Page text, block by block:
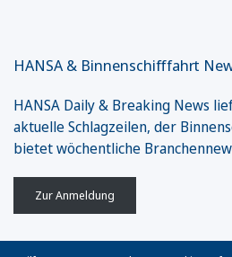
HANSA & Binnenschifffahrt
HANSA Daily & Breaking News
aktuelle Schlagzeilen, der
bietet wöchentliche
Zur Anmeldung